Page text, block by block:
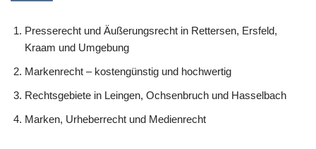
Presserecht und Äußerungsrecht in Rettersen, Ersfeld,
Kraam und Umgebung
Markenrecht – kostengünstig und hochwertig
Rechtsgebiete in Leingen, Ochsenbruch und Hasselbach
Marken, Urheberrecht und Medienrecht